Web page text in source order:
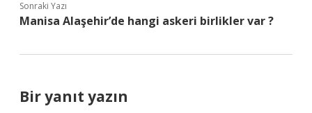
Sonraki Yazı
Manisa Alaşehir’de hangi askeri birlikler var ?
Bir yanıt yazın